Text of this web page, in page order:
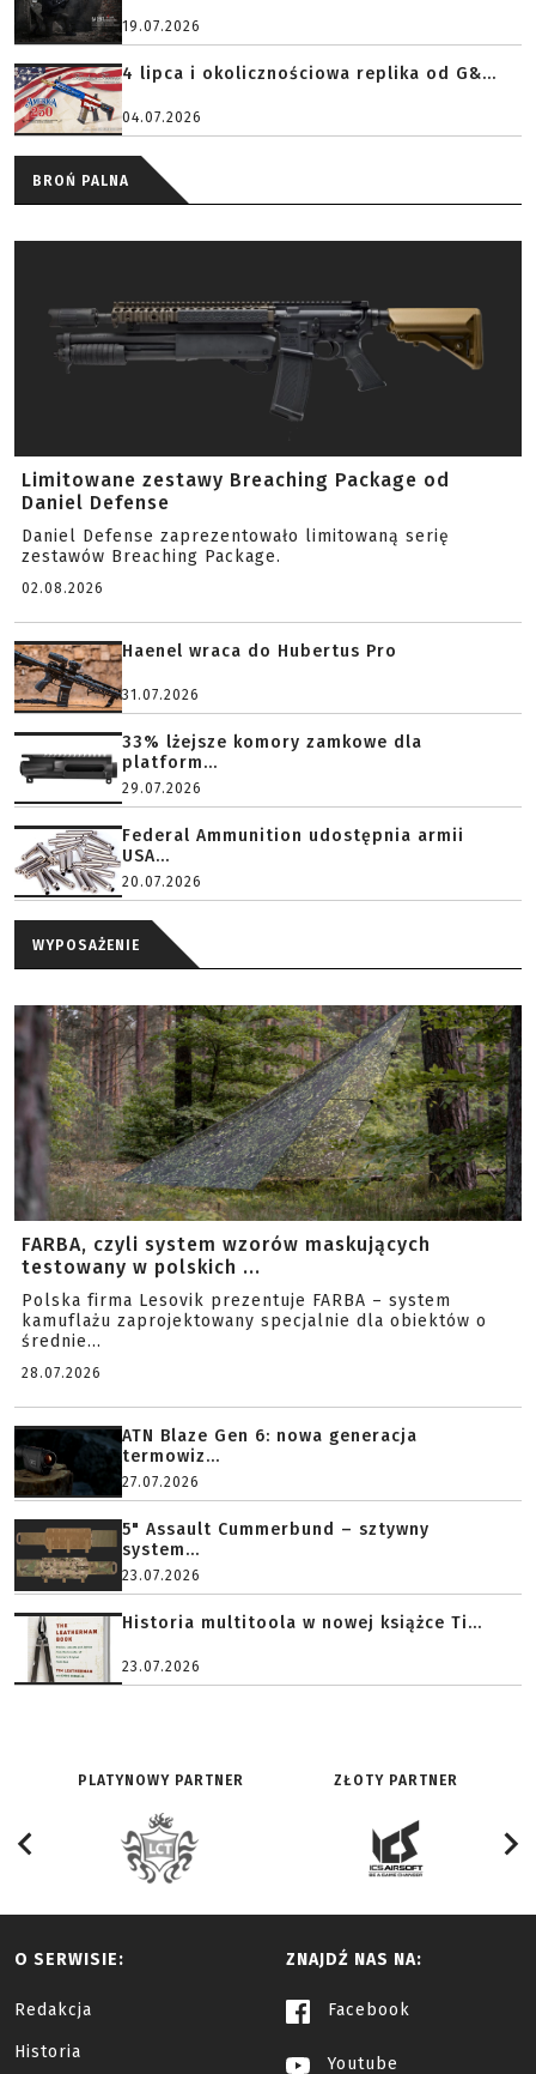
19.07.2026
4 lipca i okolicznościowa replika od G&...
04.07.2026
BROŃ PALNA
Limitowane zestawy Breaching Package od
Daniel Defense
Daniel Defense zaprezentowało limitowaną serię
zestawów Breaching Package.
02.08.2026
Haenel wraca do Hubertus Pro
31.07.2026
33% lżejsze komory zamkowe dla
platform...
29.07.2026
Federal Ammunition udostępnia armii
USA...
20.07.2026
WYPOSAŻENIE
FARBA, czyli system wzorów maskujących
testowany w polskich ...
Polska firma Lesovik prezentuje FARBA – system
kamuflażu zaprojektowany specjalnie dla obiektów o
średnie...
28.07.2026
ATN Blaze Gen 6: nowa generacja
termowiz...
27.07.2026
5" Assault Cummerbund – sztywny
system...
23.07.2026
Historia multitoola w nowej książce Ti...
23.07.2026
PLATYNOWY PARTNER ZŁOTY PARTNER
O SERWISIE:
Redakcja
Historia
ZNAJDŹ NAS NA:
Facebook
Youtube